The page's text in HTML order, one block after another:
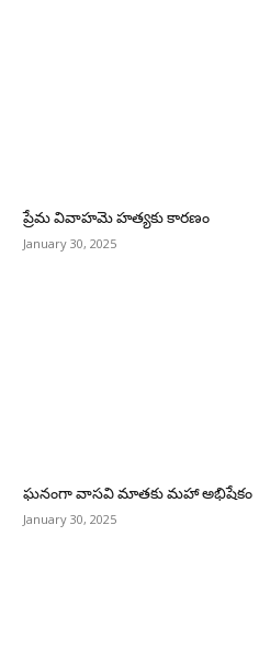
ప్రేమ వివాహమె హత్యకు కారణం
January 30, 2025
ఘనంగా వాసవి మాతకు మహా అభిషేకం
January 30, 2025